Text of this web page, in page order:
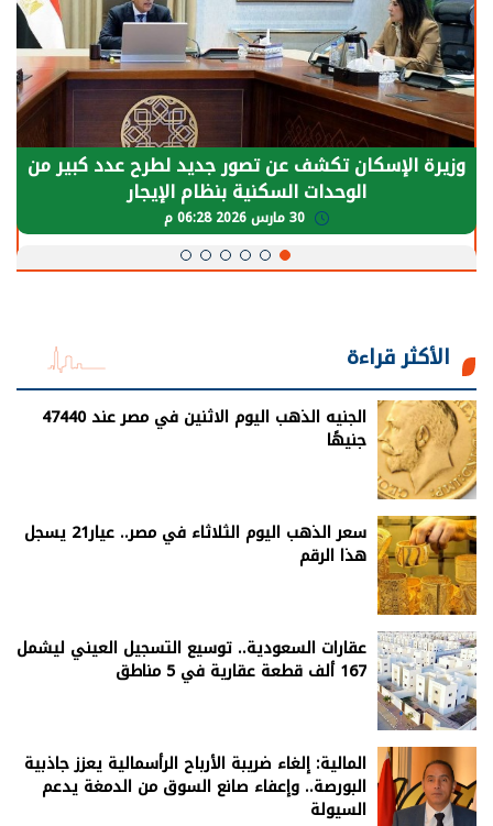
الرئيس السيسي: توقف الأنشطة في قطاع الطاقة
يحتاج إلى سنوات لعودة معدلات الإنتاج الطبيعية
الأكثر قراءة
الجنيه الذهب اليوم الاثنين في مصر عند 47440
جنيهًا
سعر الذهب اليوم الثلاثاء في مصر.. عيار21 يسجل
هذا الرقم
عقارات السعودية.. توسيع التسجيل العيني ليشمل
167 ألف قطعة عقارية في 5 مناطق
المالية: إلغاء ضريبة الأرباح الرأسمالية يعزز جاذبية
البورصة.. وإعفاء صانع السوق من الدمغة يدعم
السيولة